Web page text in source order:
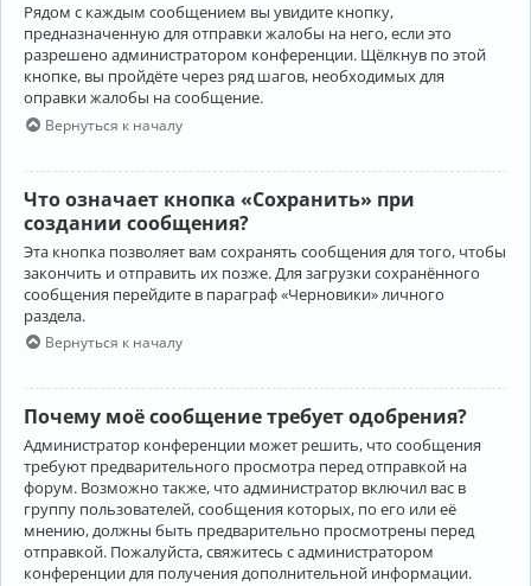
Рядом с каждым сообщением вы увидите кнопку,
предназначенную для отправки жалобы на него, если это
разрешено администратором конференции. Щёлкнув по этой
кнопке, вы пройдёте через ряд шагов, необходимых для
оправки жалобы на сообщение.
Вернуться к началу
Что означает кнопка «Сохранить» при
создании сообщения?
Эта кнопка позволяет вам сохранять сообщения для того, чтобы
закончить и отправить их позже. Для загрузки сохранённого
сообщения перейдите в параграф «Черновики» личного
раздела.
Вернуться к началу
Почему моё сообщение требует одобрения?
Администратор конференции может решить, что сообщения
требуют предварительного просмотра перед отправкой на
форум. Возможно также, что администратор включил вас в
группу пользователей, сообщения которых, по его или её
мнению, должны быть предварительно просмотрены перед
отправкой. Пожалуйста, свяжитесь с администратором
конференции для получения дополнительной информации.